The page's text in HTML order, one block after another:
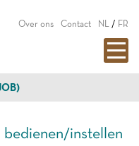
Over ons Contact NL / FR
bedienen/instellen